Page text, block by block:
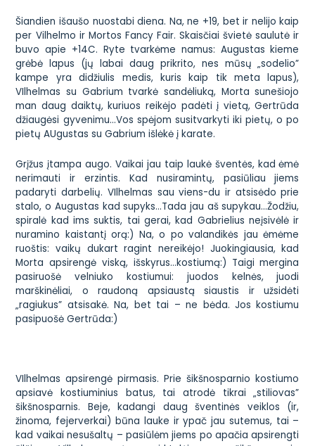
Šiandien išaušo nuostabi diena. Na, ne +19, bet ir nelijo kaip
per Vilhelmo ir Mortos Fancy Fair. Skaisčiai švietė saulutė ir
buvo apie +14C. Ryte tvarkėme namus: Augustas kieme
grėbė lapus (jų labai daug prikrito, nes mūsų „sodelio”
kampe yra didžiulis medis, kuris kaip tik meta lapus),
VIlhelmas su Gabrium tvarkė sandėliuką, Morta sunešiojo
man daug daiktų, kuriuos reikėjo padėti į vietą, Gertrūda
džiaugėsi gyvenimu…Vos spėjom susitvarkyti iki pietų, o po
pietų AUgustas su Gabrium išlėkė į karate.
Grįžus įtampa augo. Vaikai jau taip laukė šventės, kad ėmė
nerimauti ir erzintis. Kad nusiramintų, pasiūliau jiems
padaryti darbelių. VIlhelmas sau viens-du ir atsisėdo prie
stalo, o Augustas kad supyks…Tada jau aš supykau…Žodžiu,
spiralė kad ims suktis, tai gerai, kad Gabrielius neįsivėlė ir
nuramino kaistantį orą:) Na, o po valandikės jau ėmėme
ruoštis: vaikų dukart ragint nereikėjo! Juokingiausia, kad
Morta apsirengė viską, išskyrus…kostiumą:) Taigi mergina
pasiruošė velniuko kostiumui: juodos kelnės, juodi
marškinėliai, o raudoną apsiaustą siaustis ir užsidėti
„ragiukus” atsisakė. Na, bet tai – ne bėda. Jos kostiumu
pasipuošė Gertrūda:)
VIlhelmas apsirengė pirmasis. Prie šikšnosparnio kostiumo
apsiavė kostiuminius batus, tai atrodė tikrai „stiliovas”
šikšnosparnis. Beje, kadangi daug šventinės veiklos (ir,
žinoma, fejerverkai) būna lauke ir ypač jau sutemus, tai –
kad vaikai nesušaltų – pasiūlėm jiems po apačia apsirengti